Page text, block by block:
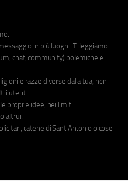
in più luoghi. Ti leggiamo.
chat, community) polemiche e
e razze diverse dalla tua, non
utenti.
proprie idee, nei limiti
altrui.
catene di Sant'Antonio o cose